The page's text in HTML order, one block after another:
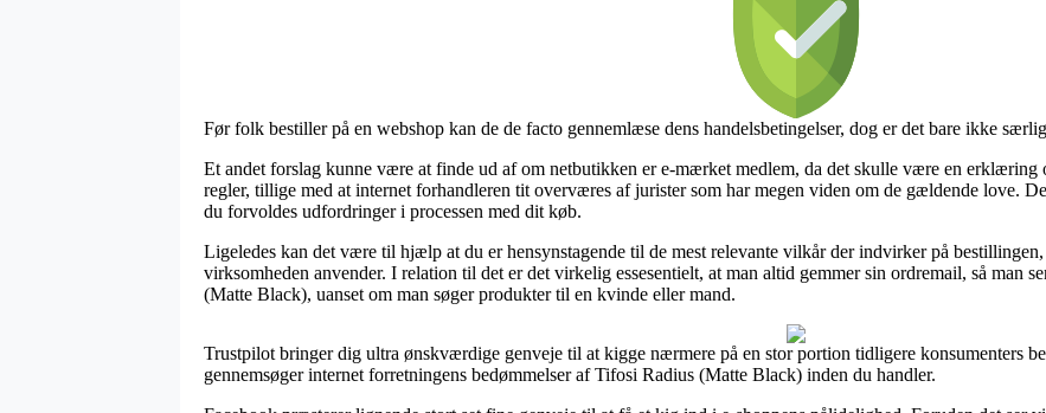
Før folk bestiller på en webshop kan de de facto gennemlæse dens handelsbetingelser, dog er det bare ikke
Et andet forslag kunne være at finde ud af om netbutikken er e-mærket medlem, da det skulle være en erklæring
regler, tillige med at internet forhandleren tit overværes af jurister som har megen viden om de gældende love.
du forvoldes udfordringer i processen med dit køb.
Ligeledes kan det være til hjælp at du er hensynstagende til de mest relevante vilkår der indvirker på
virksomheden anvender. I relation til det er det virkelig essesentielt, at man altid gemmer sin ordremail, så man
(Matte Black), uanset om man søger produkter til en kvinde eller mand.
Trustpilot bringer dig ultra ønskværdige genveje til at kigge nærmere på en stor portion tidligere konsumenters
gennemsøger internet forretningens bedømmelser af Tifosi Radius (Matte Black) inden du handler.